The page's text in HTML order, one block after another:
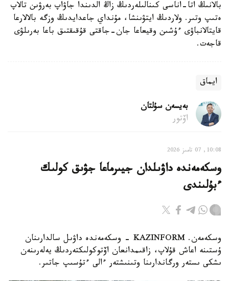
بالانىڭ اتا-اناسى كىنالىلەردىڭ زاڭ الدىندا جاۋاپ بەرۋىن تالاپ
ەتىپ وتىر. ولاردىڭ ايتۋىنشا، مۇنداي جاعدايدىڭ وزگە بالالارعا
قايتالانباۋى ءۇشىن وقيعاعا جان-جاقتى قۇقىقتىق باعا بەرىلۋى
قاجەت.
ايماق
بەيسەن سۇلتان
اۆتور
10:08, 07 تامىز 2026
وسكەمەندە داۋىلدان جيىرماعا جۋىق كولىك
ءبۇلىندى
وسكەمەن. KAZINFORM - وسكەمەندە داۋىل سالدارىنان
ۇستىنە اعاش قۇلاپ، زاقىمدانعان اۆتوكولىكتەردىڭ يەلەرىنەن
ىشكى ىستەر ورگاندارىنا وتىنىشتەر ءالى ءتۇسىپ جاتىر.